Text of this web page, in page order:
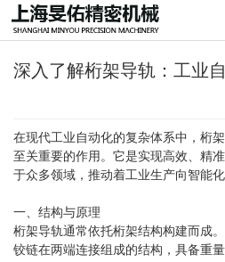
深入了解桁架导轨：工业
在现代工业自动化的复杂体系中，桁
至关重要的作用。它是实现高效、精
于众多领域，推动着工业生产向智能
一、结构与原理
桁架导轨通常依托桁架结构构建而成
铰链在两端连接组成的结构，具备重